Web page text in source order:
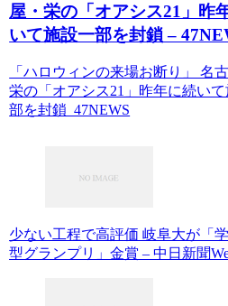
屋・栄の「オアシス21」昨
いて施設一部を封鎖 –
「ハロウィンの来場お断り」 名古
栄の「オアシス21」昨年に続い
部を封鎖 47NEWS
少ない工程で高評価 岐阜大が「
型グランプリ」金賞 – 中日新聞